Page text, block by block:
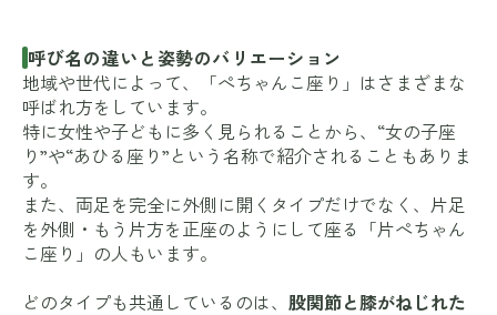
呼び名の違いと姿勢のバリエーション
地域や世代によって、「ぺちゃんこ座り」はさまざまな
呼ばれ方をしています。
特に女性や子どもに多く見られることから、“女の子座
り”や“あひる座り”という名称で紹介されることもありま
す。
また、両足を完全に外側に開くタイプだけでなく、片足
を外側・もう片方を正座のようにして座る「片ぺちゃん
こ座り」の人もいます。
どのタイプも共通しているのは、 股関節と膝がねじれた